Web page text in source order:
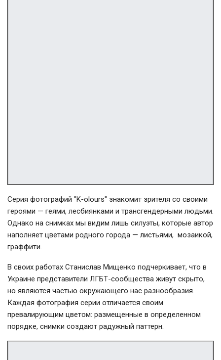
Серия фотографий "K-olours" знакомит зрителя со своими
героями — геями, лесбиянками и трансгендерными людьми.
Однако на снимках мы видим лишь силуэты, которые автор
наполняет цветами родного города — листьями, мозаикой,
граффити.
В своих работах Станислав Мищенко подчеркивает, что в
Украине представители ЛГБТ-сообщества живут скрыто,
но являются частью окружающего нас разнообразия.
Каждая фотография серии отличается своим
превалирующим цветом: размещенные в определенном
порядке, снимки создают радужный паттерн.